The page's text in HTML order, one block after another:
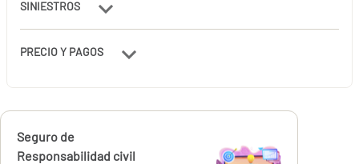
SINIESTROS
PRECIO Y PAGOS
Calcúlalo ahora
Seguro de
Responsabilidad civil